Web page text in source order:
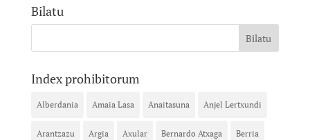
Bilatu
Index prohibitorum
Alberdania Amaia Lasa Anaitasuna Anjel Lertxundi
Arantzazu Argia Axular Bernardo Atxaga Berria